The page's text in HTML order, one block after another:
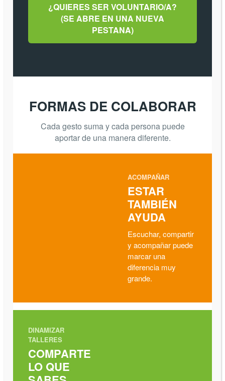
¿QUIERES SER VOLUNTARIO/A?
(SE ABRE EN UNA NUEVA
PESTANA)
FORMAS DE COLABORAR
Cada gesto suma y cada persona puede
aportar de una manera diferente.
ACOMPAÑAR
ESTAR
TAMBIÉN
AYUDA
Escuchar, compartir
y acompañar puede
marcar una
diferencia muy
grande.
DINAMIZAR
TALLERES
COMPARTE
LO QUE